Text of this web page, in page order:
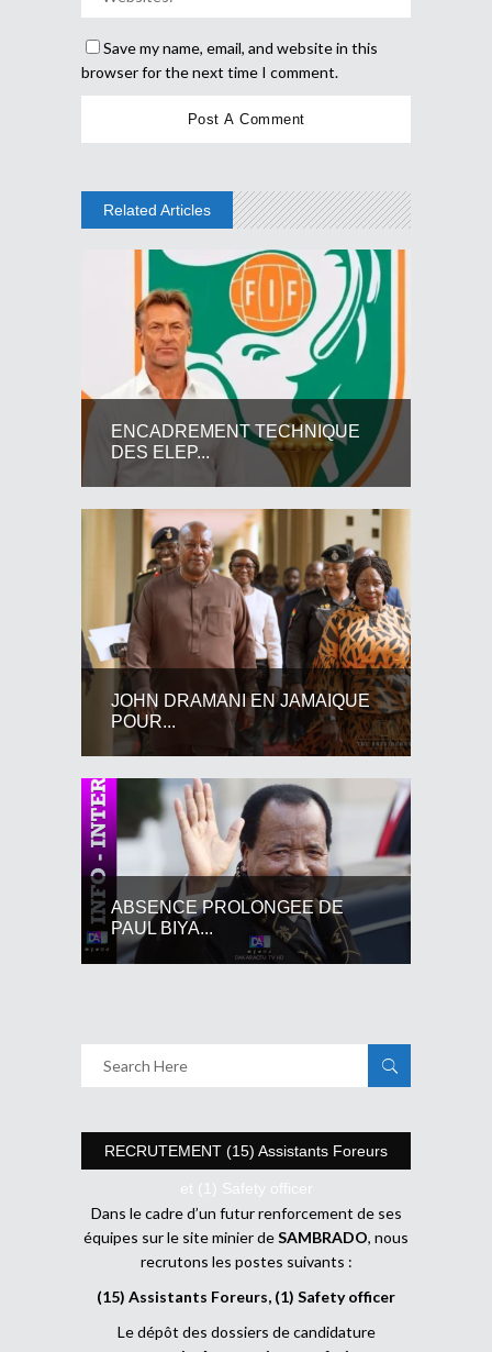
Save my name, email, and website in this
browser for the next time I comment.
Related Articles
ENCADREMENT TECHNIQUE
DES ELEP...
JOHN DRAMANI EN JAMAIQUE
POUR...
ABSENCE PROLONGEE DE
PAUL BIYA...
RECRUTEMENT (15) Assistants Foreurs
et (1) Safety officer
Dans le cadre d’un futur renforcement de ses
équipes sur le site minier deSAMBRADO, nous
recrutons les postes suivants :
(15) Assistants Foreurs, (1) Safety officer
Le dépôt des dossiers de candidature